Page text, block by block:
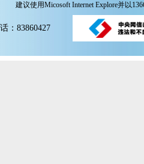
建议使用Micosoft Internet Explore并以
：83860427